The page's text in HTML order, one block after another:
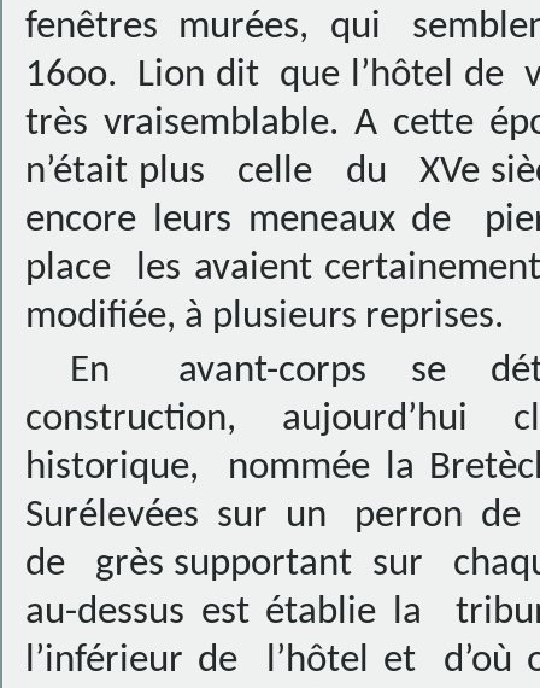
fenêtres murées, qui
16oo. Lion dit que l’hôtel de
très vraisemblable. A cette
n’était plus celle du XVe
encore leurs meneaux de
place les avaient
modifiée, à plusieurs reprises.
En avant-corps se
construction,
historique, nommée la
Surélevées sur un perron de
de grès supportant sur
au-dessus est établie la
l’inférieur de l’hôtel et d’où